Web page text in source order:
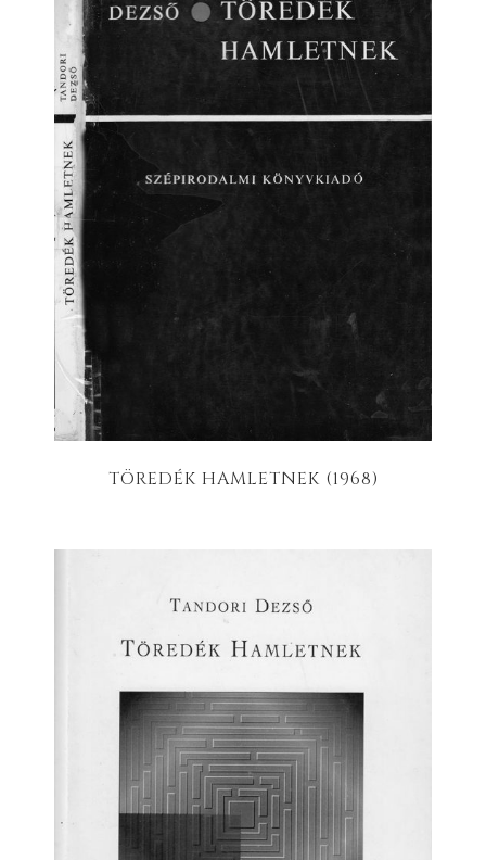
TÖREDÉK HAMLETNEK (1968)